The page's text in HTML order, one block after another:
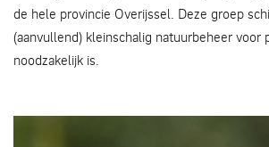
de hele provincie Overijssel. Deze groep
(aanvullend) kleinschalig natuurbeheer
noodzakelijk is.